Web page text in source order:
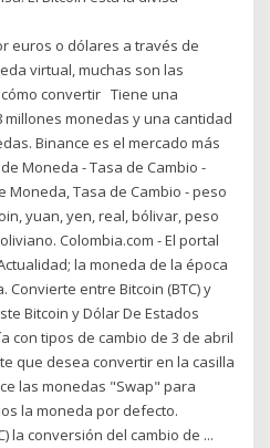
euros o dólares a través de
virtual, muchas son las
convertir Tiene una
millones monedas y una cantidad
Binance es el mercado más
Moneda - Tasa de Cambio -
Moneda, Tasa de Cambio - peso
yuan, yen, real, bólivar, peso
Colombia.com - El portal
la moneda de la época
Convierte entre Bitcoin (BTC) y
Bitcoin y Dólar De Estados
con tipos de cambio de 3 de abril
que desea convertir en la casilla
las monedas "Swap" para
la moneda por defecto.
la conversión del cambio de ...